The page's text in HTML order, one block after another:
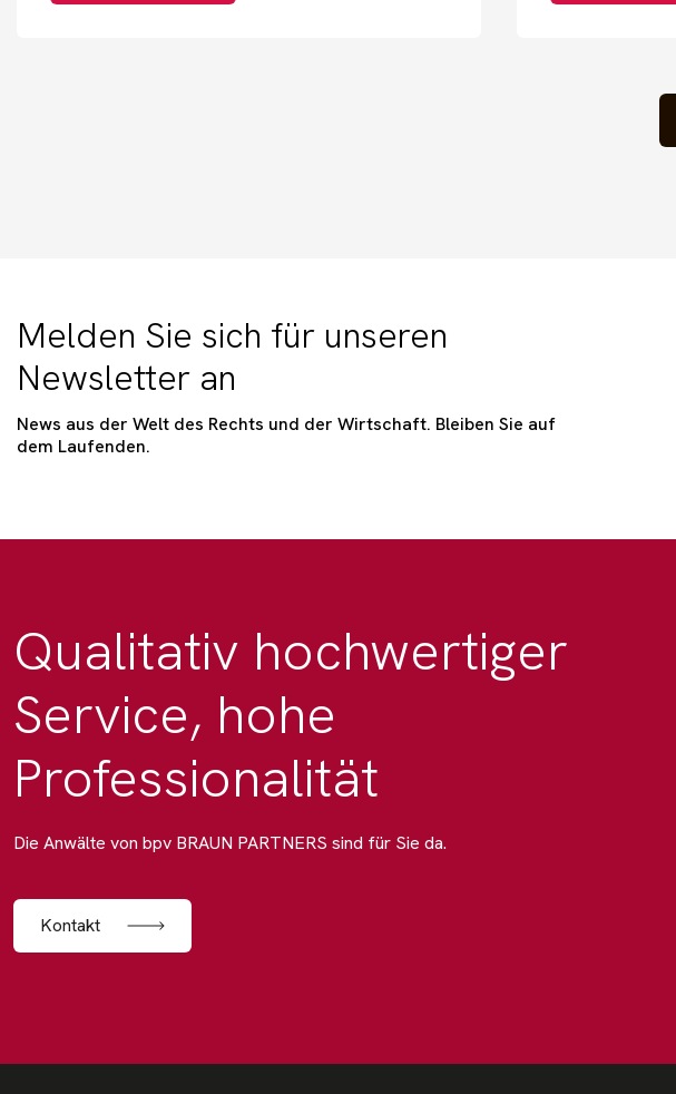
Melden Sie sich für unseren
Newsletter an
News aus der Welt des Rechts und der Wirtschaft. Bleiben Sie auf
dem Laufenden.
Qualitativ hochwertiger
Service, hohe
Professionalität
Die Anwälte von bpv BRAUN PARTNERS sind für Sie da.
Kontakt